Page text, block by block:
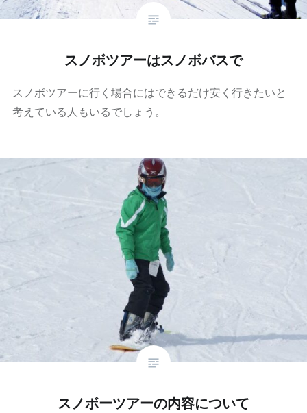
スノボツアーはスノボバスで
スノボツアーに行く場合にはできるだけ安く行きたいと
考えている人もいるでしょう。
スノボーツアーの内容について